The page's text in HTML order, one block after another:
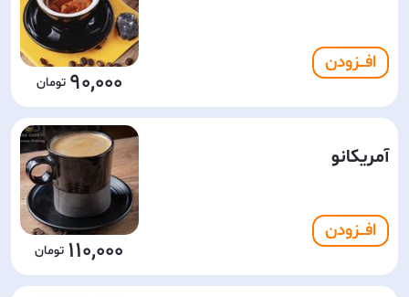
افـــزودن
90,000
آمریکانو
افـــزودن
110,000